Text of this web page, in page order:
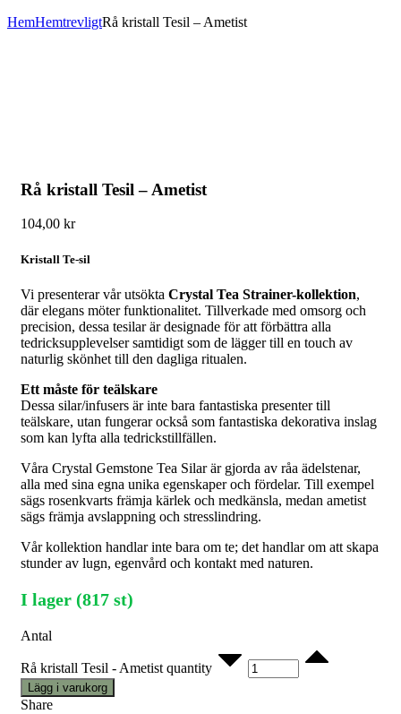
HemHemtrevligtRå kristall Tesil – Ametist
Rå kristall Tesil – Ametist
104,00 kr
Kristall Te-sil
Vi presenterar vår utsökta Crystal Tea Strainer-kollektion,
där elegans möter funktionalitet. Tillverkade med omsorg och
precision, dessa tesilar är designade för att förbättra alla
tedricksupplevelser samtidigt som de lägger till en touch av
naturlig skönhet till den dagliga ritualen.
Ett måste för teälskare
Dessa silar/infusers är inte bara fantastiska presenter till
teälskare, utan fungerar också som fantastiska dekorativa inslag
som kan lyfta alla tedrickstillfällen.
Våra Crystal Gemstone Tea Silar är gjorda av råa ädelstenar,
alla med sina egna unika egenskaper och fördelar. Till exempel
sägs rosenkvarts främja kärlek och medkänsla, medan ametist
sägs främja avslappning och stresslindring.
Vår kollektion handlar inte bara om te; det handlar om att skapa
stunder av lugn, egenvård och kontakt med naturen.
I lager (817 st)
Antal
Rå kristall Tesil - Ametist quantity
Lägg i varukorg
Share